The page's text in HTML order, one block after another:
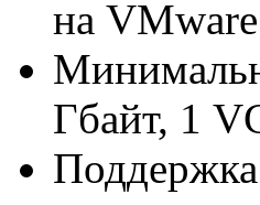
на
Гбайт, 1